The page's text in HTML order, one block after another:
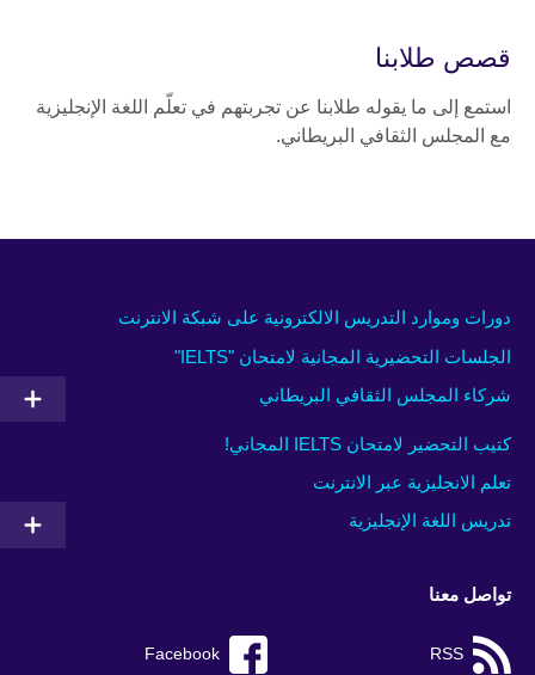
قصص طلابنا
استمع إلى ما يقوله طلابنا عن تجربتهم في تعلّم اللغة الإنجليزية
مع المجلس الثقافي البريطاني.
دورات وموارد التدريس الالكترونية على شبكة الانترنت
الجلسات التحضيرية المجانية لامتحان "IELTS"
شركاء المجلس الثقافي البريطاني
كتيب التحضير لامتحان IELTS المجاني!
تعلم الانجليزية عبر الانترنت
تدريس اللغة الإنجليزية
تواصل معنا
Facebook RSS